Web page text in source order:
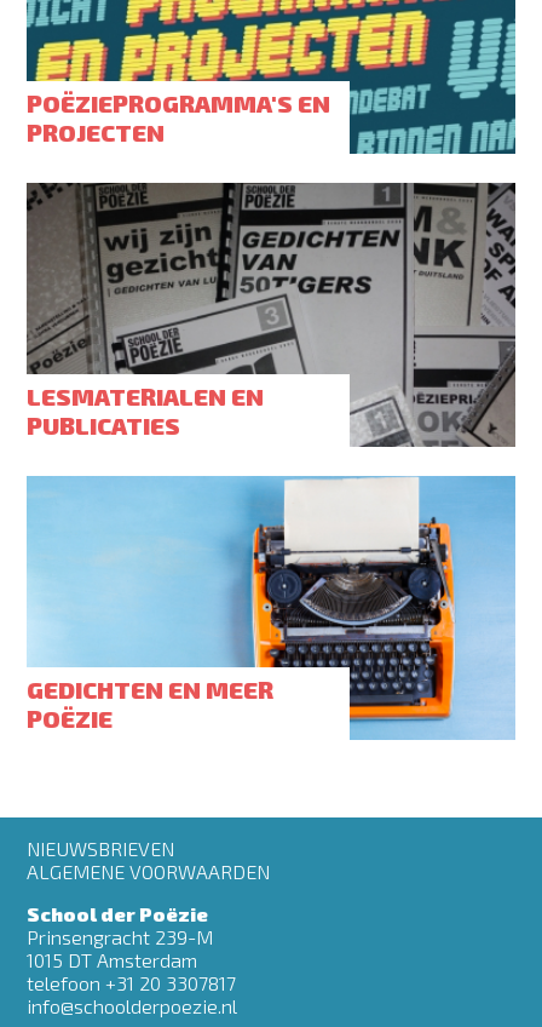
POËZIEPROGRAMMA'S EN
PROJECTEN
LESMATERIALEN EN
PUBLICATIES
GEDICHTEN EN MEER
POËZIE
Footer
menu
NIEUWSBRIEVEN
ALGEMENE VOORWAARDEN
School der Poëzie
Prinsengracht 239-M
1015 DT Amsterdam
telefoon +31 20 3307817
info@schoolderpoezie.nl